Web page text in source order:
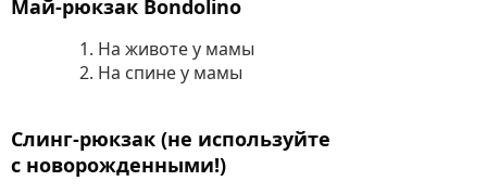
Май-рюкзак Bondolino
На животе у мамы
На спине у мамы
Слинг-рюкзак (не используйте
с новорожденными!)